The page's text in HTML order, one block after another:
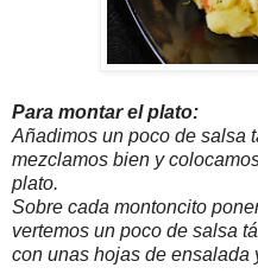
Para montar el plato:
Añadimos un poco de salsa
mezclamos bien y
plato.
Sobre cada montoncito
vertemos un poco de salsa
con unas hojas de ensalada